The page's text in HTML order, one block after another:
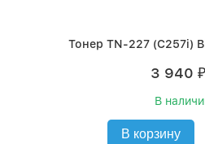
Тонер TN-227 (C257i)
3 940 ₽
В
В корзину